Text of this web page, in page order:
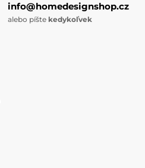
info@homedesignshop.cz
alebo píšte kedykoľvek